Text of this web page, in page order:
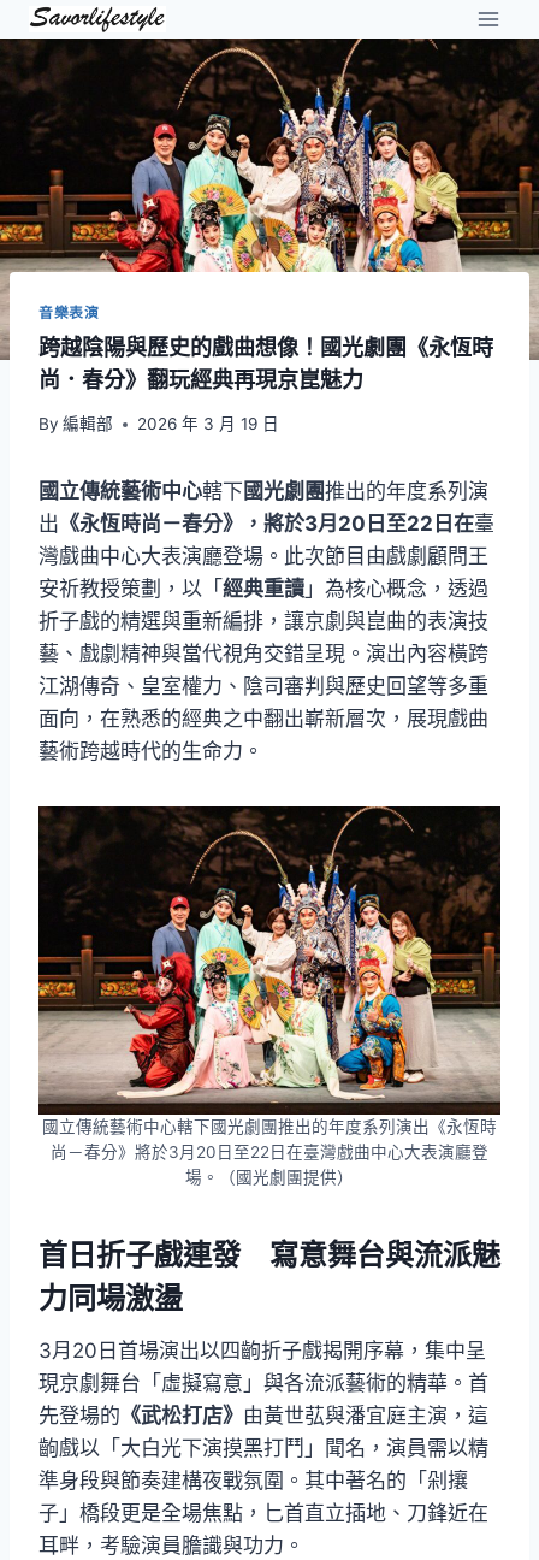
Skip
to
content
音樂表演
跨越陰陽與歷史的戲曲想像！國光劇團《永恆時
尚．春分》翻玩經典再現京崑魅力
By 編輯部 2026 年 3 月 19 日
國立傳統藝術中心轄下 國光劇團推出的年度系列演
出 《永恆時尚－春分》，將於3月20日至22日在臺
灣戲曲中心大表演廳登場。此次節目由戲劇顧問王
安祈教授策劃，以「 經典重讀 」為核心概念，透過
折子戲的精選與重新編排，讓京劇與崑曲的表演技
藝、戲劇精神與當代視角交錯呈現。演出內容橫跨
江湖傳奇、皇室權力、陰司審判與歷史回望等多重
面向，在熟悉的經典之中翻出嶄新層次，展現戲曲
藝術跨越時代的生命力。
國立傳統藝術中心轄下國光劇團推出的年度系列演出《永恆時
尚－春分》將於3月20日至22日在臺灣戲曲中心大表演廳登
場。（國光劇團提供）
首日折子戲連發 寫意舞台與流派魅
力同場激盪
3月20日首場演出以四齣折子戲揭開序幕，集中呈
現京劇舞台「虛擬寫意」與各流派藝術的精華。首
先登場的 《武松打店》 由黃世苰與潘宜庭主演，這
齣戲以「大白光下演摸黑打鬥」聞名，演員需以精
準身段與節奏建構夜戰氛圍。其中著名的「剁攘
子」橋段更是全場焦點，匕首直立插地、刀鋒近在
耳畔，考驗演員膽識與功力。